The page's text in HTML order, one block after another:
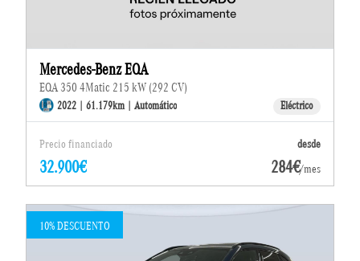
Mercedes-Benz EQA
EQA 350 4Matic 215 kW (292 CV)
2022 | 61.179km | Automático Eléctrico
Precio financiado desde
32.900€ 284€/mes
10% DESCUENTO